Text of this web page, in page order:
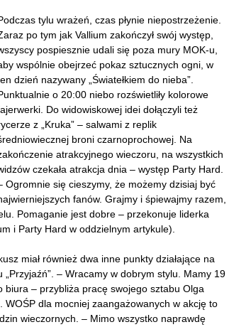
tylu wrażeń, czas płynie niepostrzeżenie.
po tym jak Vallium zakończył swój występ,
pospiesznie udali się poza mury MOK-u,
wspólnie obejrzeć pokaz sztucznych ogni, w
dzień nazywany „Światełkiem do nieba”.
o 20:00 niebo rozświetliły kolorowe
Do widowiskowej idei dołączyli też
z „Kruka” – salwami z replik
broni czarnoprochowej. Na
atrakcyjnego wieczoru, na wszystkich
czekała atrakcja dnia – występ Party Hard.
Ogromnie się cieszymy, że możemy dzisiaj być
fanów. Grajmy i śpiewajmy razem,
Pomaganie jest dobre – przekonuje liderka
i Party Hard w oddzielnym artykule).
miał również dwa inne punkty działające na
– Wracamy w dobrym stylu. Mamy 19
biura – przybliża pracę swojego sztabu Olga
dla mocniej zaangażowanych w akcję to
wieczornych. – Mimo wszystko naprawdę